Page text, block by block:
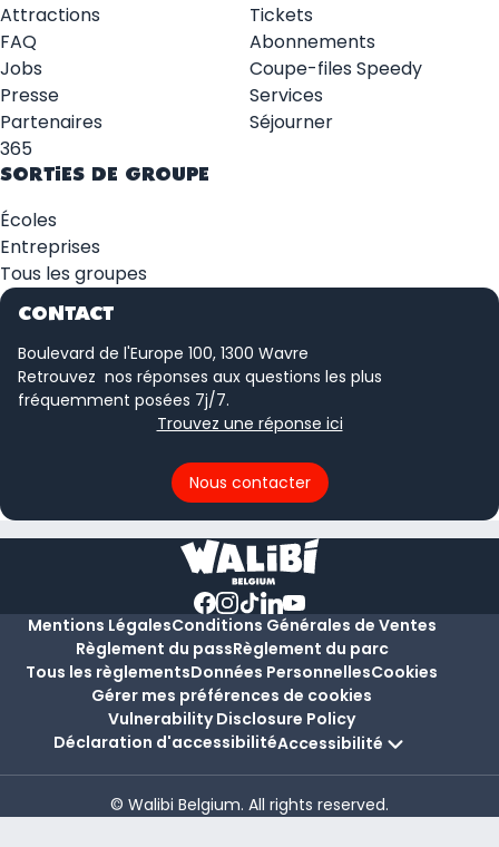
Attractions
FAQ
Jobs
Presse
Partenaires
365
Tickets
Abonnements
Coupe-files Speedy
Services
Séjourner
SORTIES DE GROUPE
Écoles
Entreprises
Tous les groupes
CONTACT
Boulevard de l'Europe 100, 1300 Wavre
Retrouvez nos réponses aux questions les plus
fréquemment posées 7j/7.
Trouvez une réponse ici
Nous contacter
Mentions LégalesConditions Générales de Ventes
Règlement du passRèglement du parc
Tous les règlementsDonnées PersonnellesCookies
Gérer mes préférences de cookies
Vulnerability Disclosure Policy
Déclaration d'accessibilitéAccessibilité
© Walibi Belgium. All rights reserved.